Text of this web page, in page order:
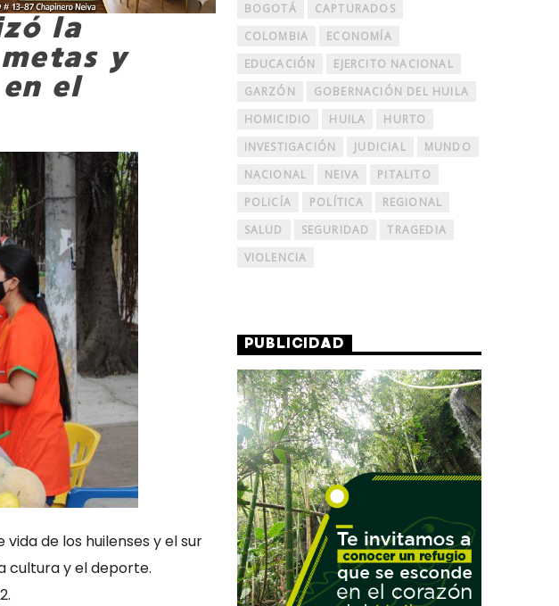
la
y
el
de los huilenses y el sur
cultura y el deporte.
BOGOTÁ
CAPTURADOS
COLOMBIA
ECONOMÍA
EDUCACIÓN
EJERCITO NACIONAL
GARZÓN
GOBERNACIÓN DEL HUILA
HOMICIDIO
HUILA
HURTO
INVESTIGACIÓN
JUDICIAL
MUNDO
NACIONAL
NEIVA
PITALITO
POLICÍA
POLÍTICA
REGIONAL
SALUD
SEGURIDAD
TRAGEDIA
VIOLENCIA
PUBLICIDAD